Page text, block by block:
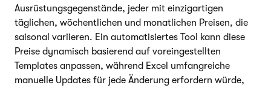
Ausrüstungsgegenstände, jeder mit einzigartigen
täglichen, wöchentlichen und monatlichen Preisen, die
saisonal variieren. Ein automatisiertes Tool kann diese
Preise dynamisch basierend auf voreingestellten
Templates anpassen, während Excel umfangreiche
manuelle Updates für jede Änderung erfordern würde,